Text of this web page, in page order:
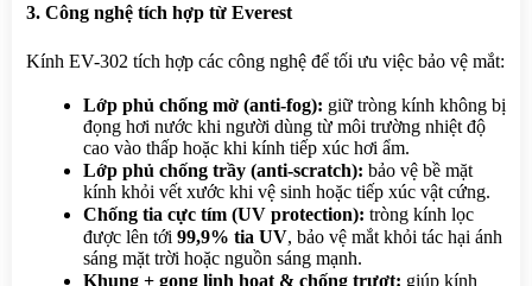
3. Công nghệ tích hợp từ Everest
Kính EV-302 tích hợp các công nghệ để tối ưu việc bảo vệ mắt:
Lớp phủ chống mờ (anti-fog): giữ tròng kính không bị
đọng hơi nước khi người dùng từ môi trường nhiệt độ
cao vào thấp hoặc khi kính tiếp xúc hơi ẩm.
Lớp phủ chống trầy (anti-scratch): bảo vệ bề mặt
kính khỏi vết xước khi vệ sinh hoặc tiếp xúc vật cứng.
Chống tia cực tím (UV protection): tròng kính lọc
được lên tới 99,9% tia UV, bảo vệ mắt khỏi tác hại ánh
sáng mặt trời hoặc nguồn sáng mạnh.
Khung + gọng linh hoạt & chống trượt: giúp kính